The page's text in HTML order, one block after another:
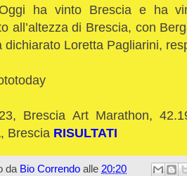
ha vinto Brescia e ha
all’altezza di Brescia, con
dichiarato Loretta Pagliarini,
Brescia Art Marathon,
Brescia RISULTATI
da Bio Correndo alle 20:20